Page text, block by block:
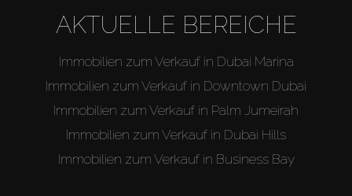
AKTUELLE BEREICHE
Immobilien zum Verkauf in Dubai Marina
Immobilien zum Verkauf in Downtown Dubai
Immobilien zum Verkauf in Palm Jumeirah
Immobilien zum Verkauf in Dubai Hills
Immobilien zum Verkauf in Business Bay